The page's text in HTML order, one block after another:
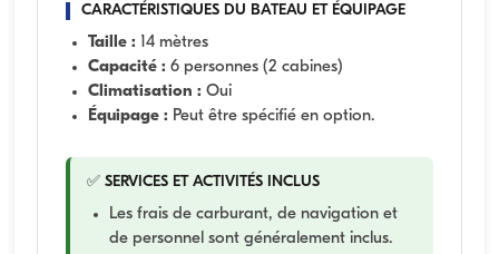
CARACTÉRISTIQUES DU BATEAU ET ÉQUIPAGE
Taille : 14 mètres
Capacité : 6 personnes (2 cabines)
Climatisation : Oui
Équipage : Peut être spécifié en option.
✅ SERVICES ET ACTIVITÉS INCLUS
Les frais de carburant, de navigation et
de personnel sont généralement inclus.